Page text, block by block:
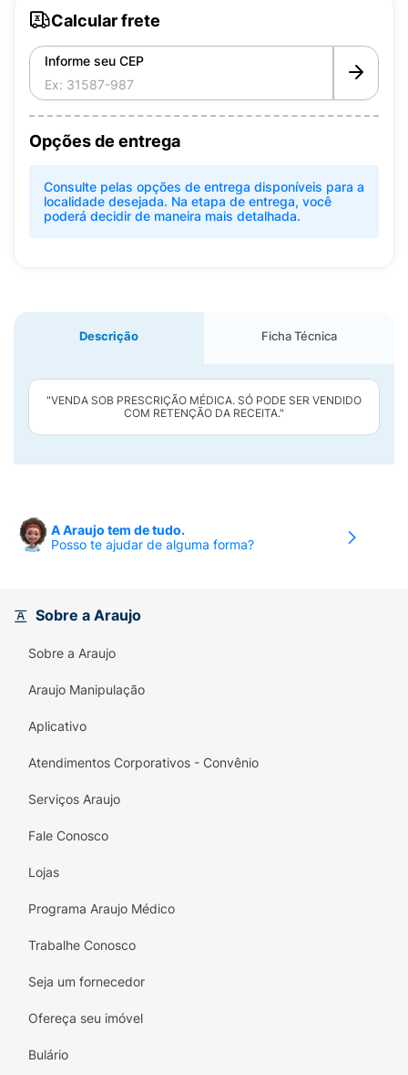
Calcular frete
Informe seu CEP
Opções de entrega
Consulte pelas opções de entrega disponíveis para a
localidade desejada. Na etapa de entrega, você
poderá decidir de maneira mais detalhada.
Descrição Ficha Técnica
"VENDA SOB PRESCRIÇÃO MÉDICA. SÓ PODE SER VENDIDO
COM RETENÇÃO DA RECEITA."
A Araujo tem de tudo.
Posso te ajudar de alguma forma?
Sobre a Araujo
Sobre a Araujo
Araujo Manipulação
Aplicativo
Atendimentos Corporativos - Convênio
Serviços Araujo
Fale Conosco
Lojas
Programa Araujo Médico
Trabalhe Conosco
Seja um fornecedor
Ofereça seu imóvel
Bulário